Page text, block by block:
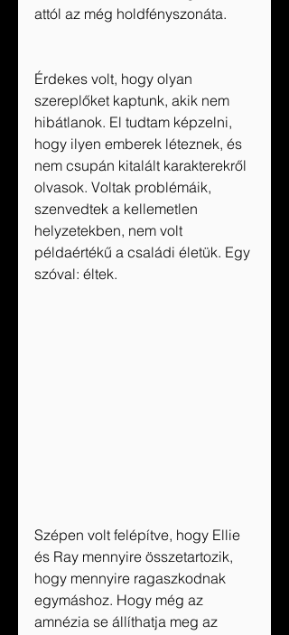
attól az még holdfényszonáta.
Érdekes volt, hogy olyan
szereplőket kaptunk, akik nem
hibátlanok. El tudtam képzelni,
hogy ilyen emberek léteznek, és
nem csupán kitalált karakterekről
olvasok. Voltak problémáik,
szenvedtek a kellemetlen
helyzetekben, nem volt
példaértékű a családi életük. Egy
szóval: éltek.
Szépen volt felépítve, hogy Ellie
és Ray mennyire összetartozik,
hogy mennyire ragaszkodnak
egymáshoz. Hogy még az
amnézia se állíthatja meg az